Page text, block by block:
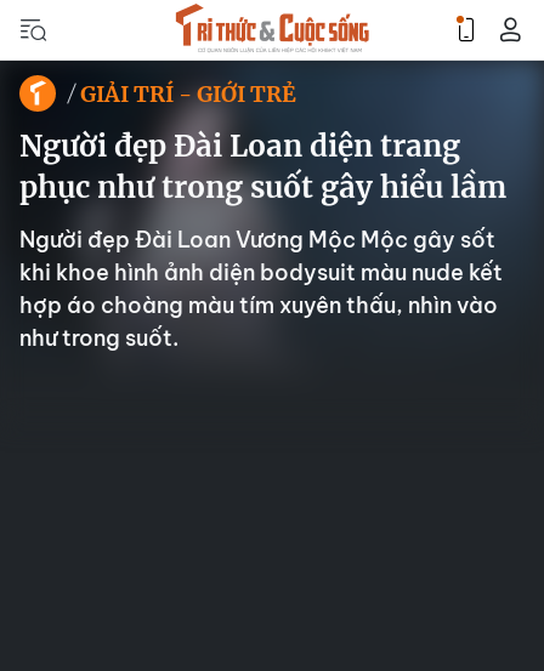
GIẢI TRÍ - GIỚI TRẺ
Người đẹp Đài Loan diện trang
phục như trong suốt gây hiểu lầm
Người đẹp Đài Loan Vương Mộc Mộc gây sốt
khi khoe hình ảnh diện bodysuit màu nude kết
hợp áo choàng màu tím xuyên thấu, nhìn vào
như trong suốt.